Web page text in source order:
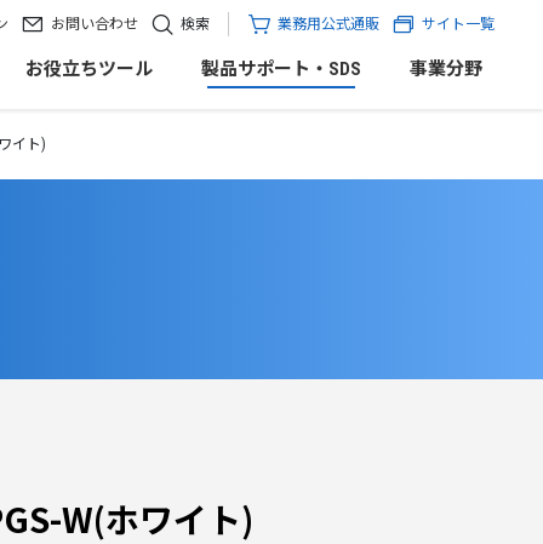
お問い合わせ 検索 業務用公式通販 サイト一覧
お役立ちツール 製品サポート・SDS 事業分野
イト)
W(ホワイト)